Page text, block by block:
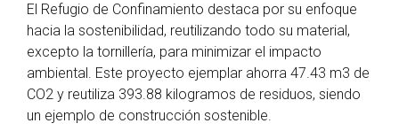
El Refugio de Confinamiento destaca por su enfoque
hacia la sostenibilidad, reutilizando todo su material,
excepto la tornillería, para minimizar el impacto
ambiental. Este proyecto ejemplar ahorra 47.43 m3 de
CO2 y reutiliza 393.88 kilogramos de residuos, siendo
un ejemplo de construcción sostenible.